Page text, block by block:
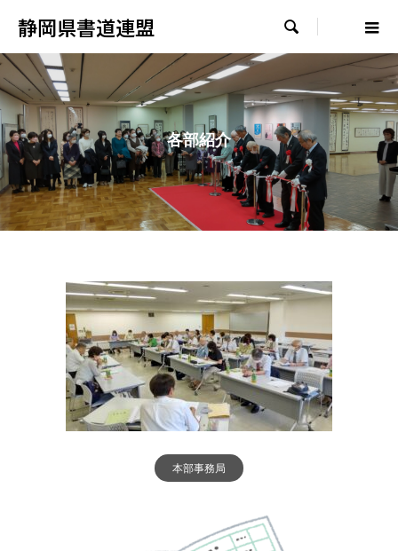
静岡県書道連盟 
各部紹介
本部事務局